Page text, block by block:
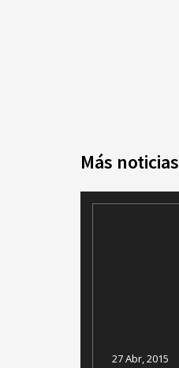
Más noticias
27 Abr, 2015